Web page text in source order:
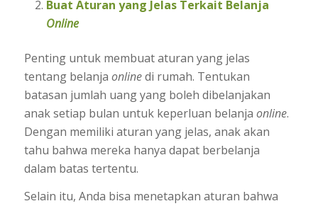
Buat Aturan yang Jelas Terkait Belanja
Online
Penting untuk membuat aturan yang jelas
tentang belanja onlinedi rumah. Tentukan
batasan jumlah uang yang boleh dibelanjakan
anak setiap bulan untuk keperluan belanja online.
Dengan memiliki aturan yang jelas, anak akan
tahu bahwa mereka hanya dapat berbelanja
dalam batas tertentu.
Selain itu, Anda bisa menetapkan aturan bahwa